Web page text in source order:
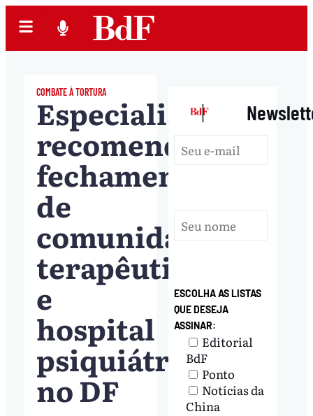
COMBATE À TORTURA
Especialistas
recomendam
fechamento
de
comunidade
terapêutica
e
hospital
psiquiátrico
no DF
|
ESCOLHA AS LISTAS
QUE DESEJA
ASSINAR:
Editorial
BdF
Ponto
Notícias da
China